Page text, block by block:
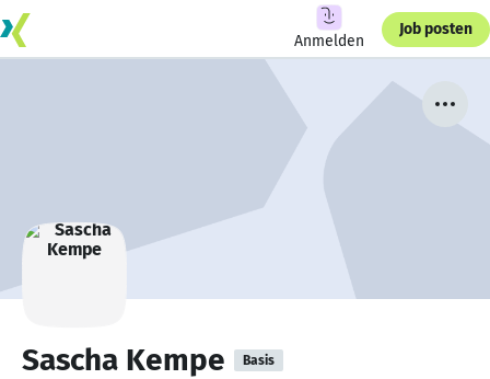
Anmelden
Job posten
Sascha Kempe Basis